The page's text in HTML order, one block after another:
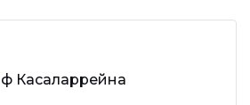
Касаларрейна